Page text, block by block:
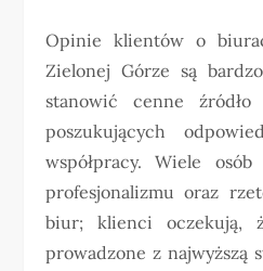
Opinie klientów o
Zielonej Górze są
stanowić cenne
poszukujących
współpracy. Wiele
profesjonalizmu oraz
biur; klienci oczekują,
prowadzone z najwyższą